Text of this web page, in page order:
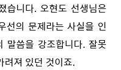
습니다. 오현도 선생님은
선의 문제라는 사실을 인
말씀을 강조합니다. 잘못
려져 있던 것이죠.